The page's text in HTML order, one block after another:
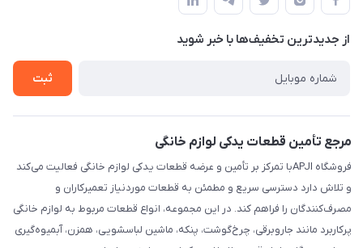
لیست محصولات
درباره ما
حریم خصوصی
راهنما
از جدید‌ترین تخفیف‌ها با‌ خبر شوید
ثبت
مرجع تأمین قطعات یدکی لوازم خانگی
فروشگاه APJIبا تمرکز بر تأمین و عرضه قطعات یدکی لوازم خانگی فعالیت می‌کند
و تلاش دارد دسترسی سریع و مطمئن به قطعات موردنیاز تعمیرکاران و
مصرف‌کنندگان را فراهم کند. در این مجموعه، انواع قطعات مربوط به لوازم خانگی
پرکاربرد مانند جاروبرقی، چرخ‌گوشت، پنکه، ماشین لباسشویی، همزن، آبمیوه‌گیری